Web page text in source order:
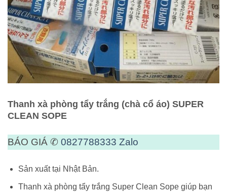
Thanh xà phòng tẩy trắng (chà cổ áo) SUPER
CLEAN SOPE
BÁO GIÁ ✆ 0827788333 Zalo
Sản xuất tại Nhật Bản.
Thanh xà phòng tẩy trắng Super Clean Sope giúp bạn